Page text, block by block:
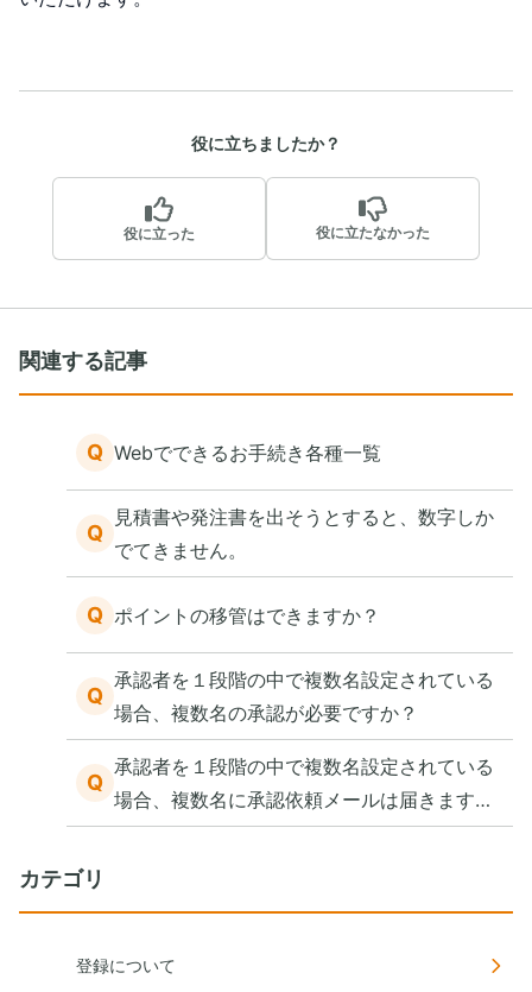
役に立ちましたか？
役に立った 役に立たなかった
関連する記事
Q Webでできるお手続き各種一覧
Q
見積書や発注書を出そうとすると、数字しか
でてきません。
Q ポイントの移管はできますか？
Q
承認者を１段階の中で複数名設定されている
場合、複数名の承認が必要ですか？
Q
承認者を１段階の中で複数名設定されている
場合、複数名に承認依頼メールは届きます
か？
カテゴリ
登録について